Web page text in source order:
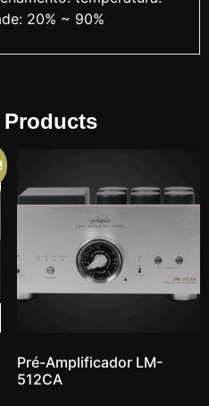
20% ~ 90%
Products
Pré-Amplificador LM-
512CA